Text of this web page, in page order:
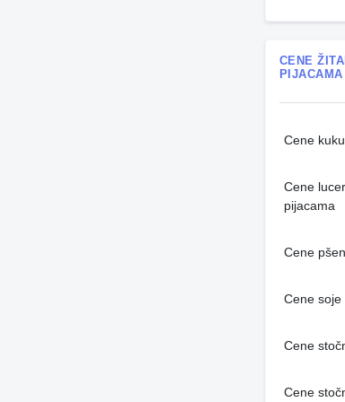
CENE
PIJACAMA
Cene
Cene
pijacama
Cene
Cene soje
Cene
Cene